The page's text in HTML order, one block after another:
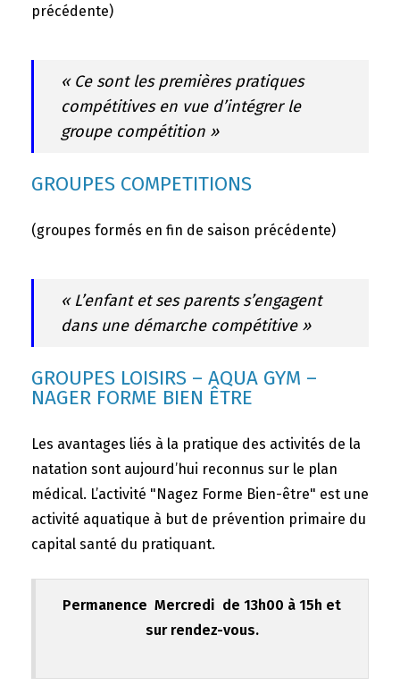
précédente)
« Ce sont les premières pratiques
compétitives en vue d’intégrer le
groupe compétition »
GROUPES COMPETITIONS
(groupes formés en fin de saison précédente)
« L’enfant et ses parents s’engagent
dans une démarche compétitive »
GROUPES LOISIRS – AQUA GYM –
NAGER FORME BIEN ÊTRE
Les avantages liés à la pratique des activités de la
natation sont aujourd’hui reconnus sur le plan
médical. L’activité "Nagez Forme Bien-être" est une
activité aquatique à but de prévention primaire du
capital santé du pratiquant.
Permanence Mercredi de 13h00 à 15h et
sur rendez-vous.